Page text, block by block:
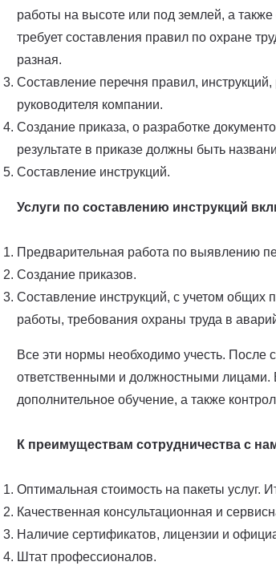
работы на высоте или под землей, а
требует составления правил по охране
разная.
Составление перечня правил,
руководителя компании.
Создание приказа, о разработке
результате в приказе должны быть
Составление инструкций.
Услуги по составлению инструкций
Предварительная работа по выявлению
Создание приказов.
Составление инструкций, с учетом общих
работы, требования охраны труда в
Все эти нормы необходимо учесть. После
ответственными и должностными
дополнительное обучение, а также
К преимуществам сотрудничества с
Оптимальная стоимость на пакеты услуг.
Качественная консультационная и
Наличие сертификатов, лицензии и
Штат профессионалов.